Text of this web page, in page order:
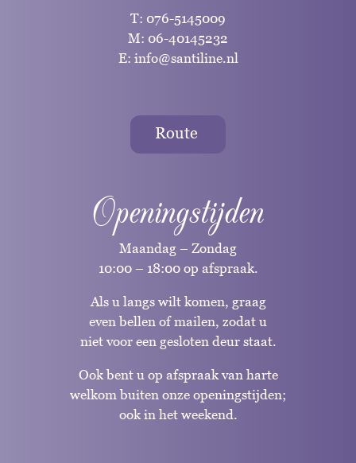
T: 076-5145009
M: 06-40145232
E: info@santiline.nl
Route
Openingstijden
Maandag – Zondag
10:00 – 18:00 op afspraak.
Als u langs wilt komen, graag
even bellen of mailen, zodat u
niet voor een gesloten deur staat.
Ook bent u op afspraak van harte
welkom buiten onze openingstijden;
ook in het weekend.